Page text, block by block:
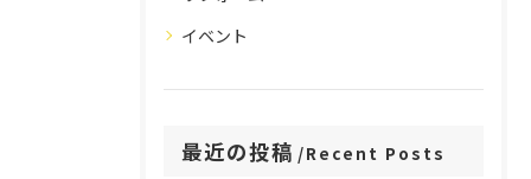
イベント
最近の投稿 Recent Posts